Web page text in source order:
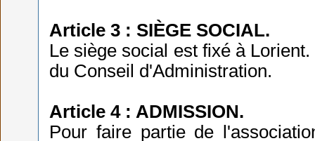
Article 3 : SIÈGE SOCIAL.
Le siège social est fixé à
du Conseil d'Administration.
Article 4 : ADMISSION.
Pour faire partie de